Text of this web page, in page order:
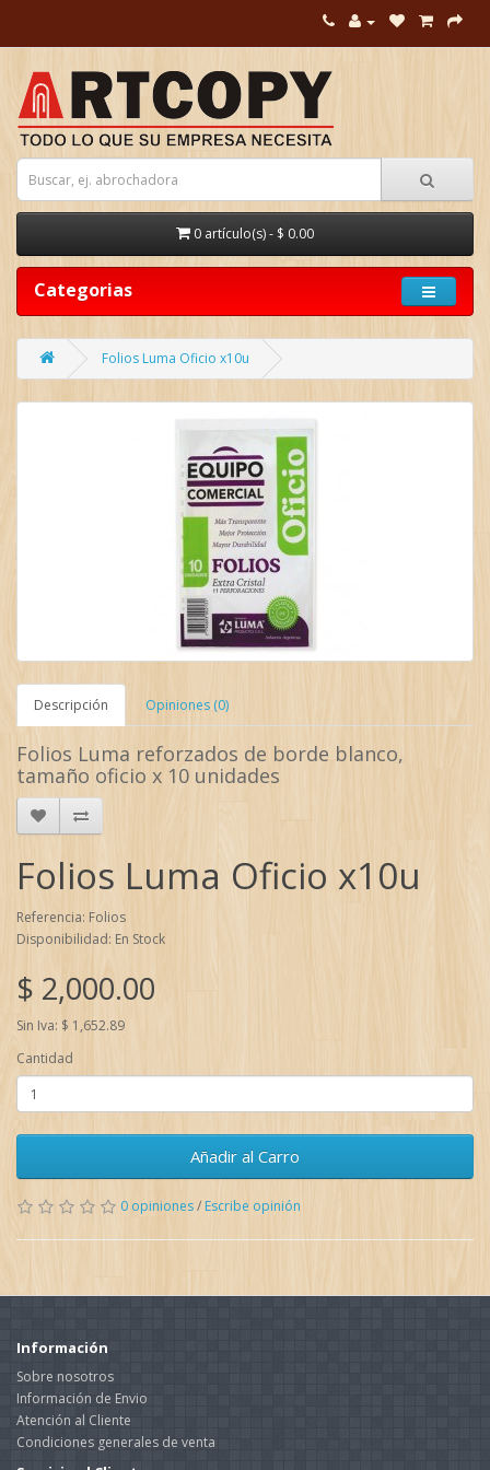
0 artículo(s) - $ 0.00
Categorias
Folios Luma Oficio x10u
Descripción Opiniones (0)
Folios Luma reforzados de borde blanco,
tamaño oficio x 10 unidades
Folios Luma Oficio x10u
Referencia: Folios
Disponibilidad: En Stock
$ 2,000.00
Sin Iva: $ 1,652.89
Cantidad
Añadir al Carro
0 opiniones/ Escribe opinión
Información
Sobre nosotros
Información de Envio
Atención al Cliente
Condiciones generales de venta